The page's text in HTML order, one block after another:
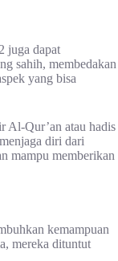
juga dapat
sahih, membedakan
yang bisa
Al-Qur’an atau hadis
diri dari
mampu memberikan
kemampuan
mereka dituntut